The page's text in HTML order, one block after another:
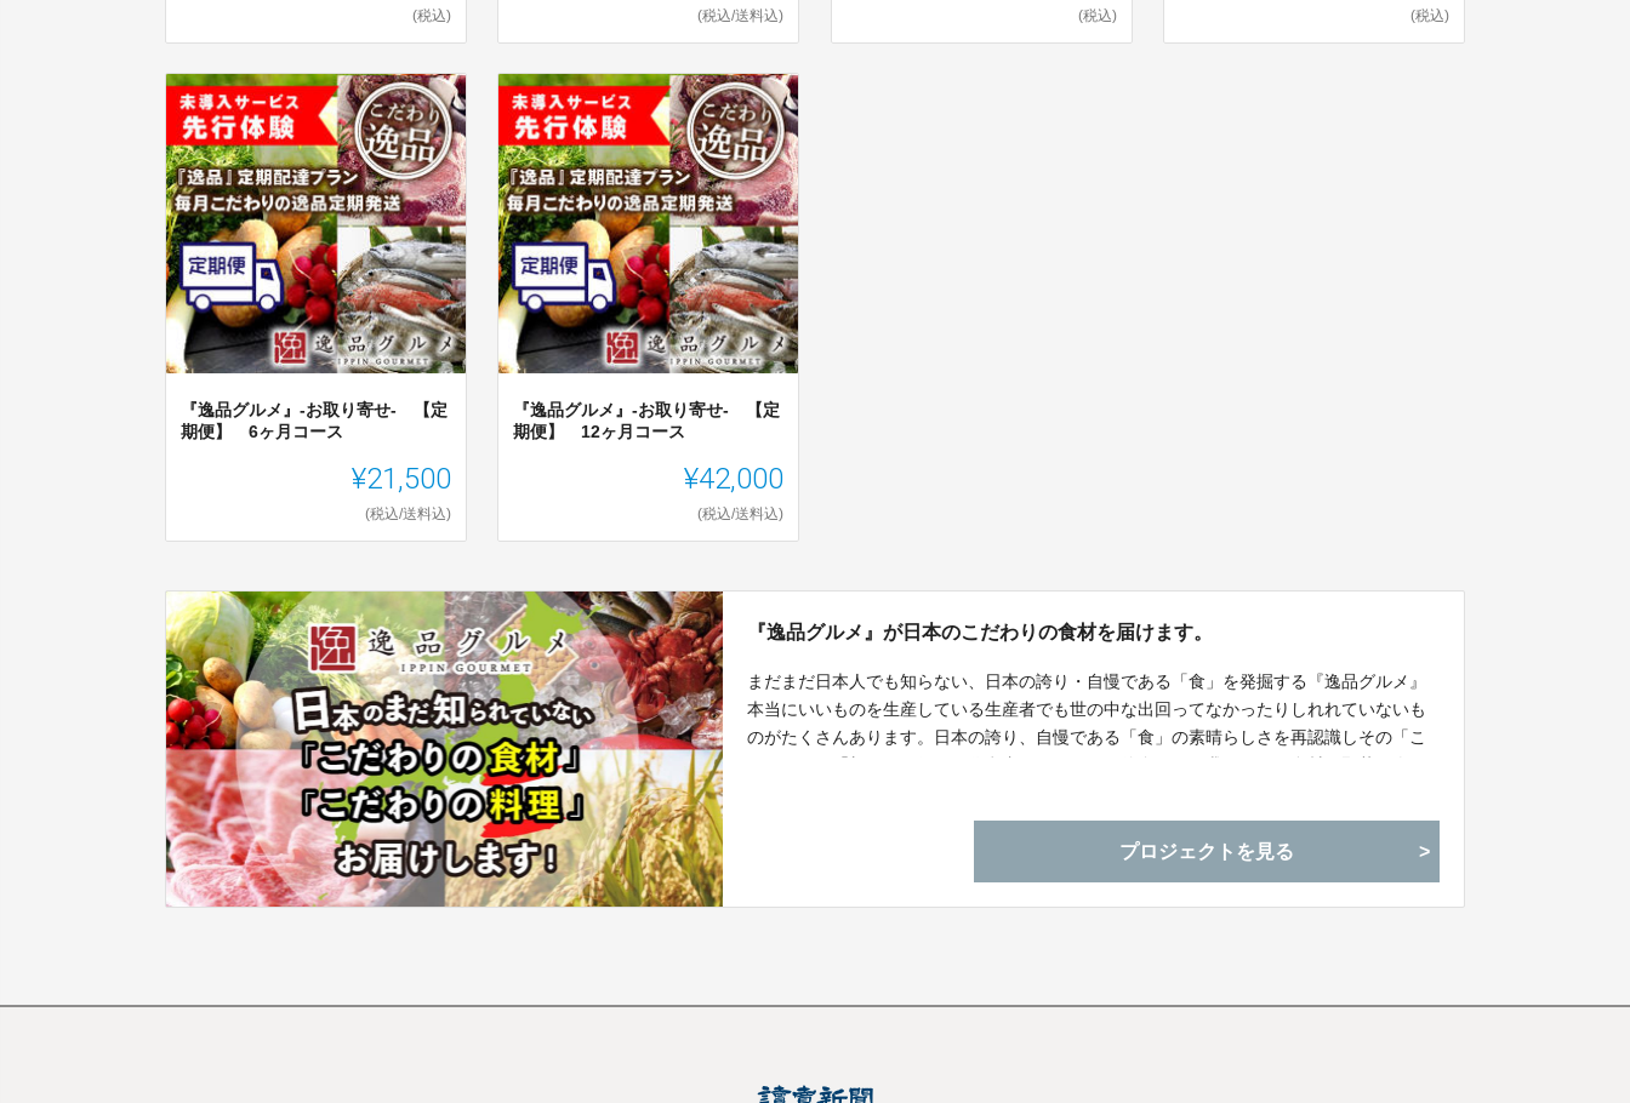
(税込) (税込/送料込) (税込) (税込)
『逸品グルメ』-お取り寄せ- 【定
期便】 6ヶ月コース
¥21,500
(税込/送料込)
『逸品グルメ』-お取り寄せ- 【定
期便】 12ヶ月コース
¥42,000
(税込/送料込)
『逸品グルメ』が日本のこだわりの食材を届けます。
まだまだ日本人でも知らない、日本の誇り・自慢である「食」を発掘する『逸品グルメ』
本当にいいものを生産している生産者でも世の中な出回ってなかったりしれれていないも
のがたくさんあります。日本の誇り、自慢である「食」の素晴らしさを再認識しその「こ
プロジェクトを見る